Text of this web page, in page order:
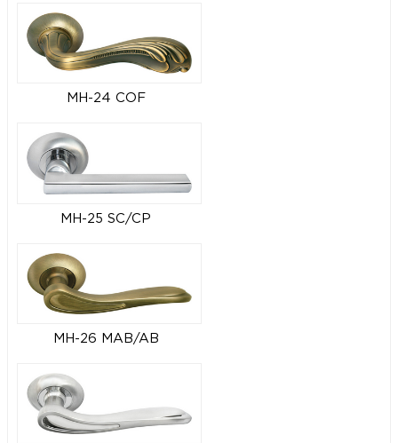
MH-24 COF
MH-25 SC/CP
MH-26 MAB/AB